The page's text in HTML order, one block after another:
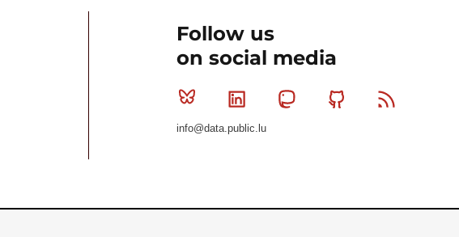
Follow us
on social media
Bluesky Linkedin MastodonGithub
info@data.public.lu